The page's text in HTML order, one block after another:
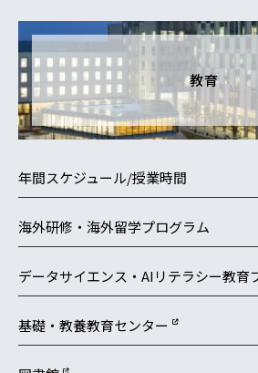
教育
年間スケジュール/授業時間
海外研修・海外留学プログラム
データサイエンス・AIリテラシー教育
基礎・教養教育センター